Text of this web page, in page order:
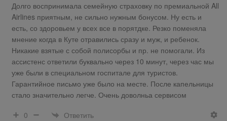
Долго воспринимала семейную страховку по премиальной All
Airlines приятным, не сильно нужным бонусом. Ну есть и
есть, со здоровьем у всех все в порятдке. Резко поменяла
мнение когда в Куте отравились сразу и муж, и ребенок.
Никакие взятые с собой полисорбы и пр. не помогали. Из
ассистенс ответили буквально через 10 минут, через час мы
уже были в специальном госпитале для туристов.
Гарантийное письмо уже было на месте. После капельницы
стало значительно легче. Очень доволньа сервисом
0
Ответить